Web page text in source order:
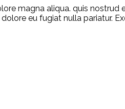
magna aliqua. quis nostrud
eu fugiat nulla pariatur.